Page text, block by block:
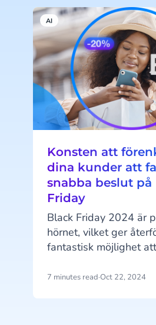
AI
Konsten att
dina kunder att
snabba beslut på
Friday
Black Friday 2024 är
hörnet, vilket ger
fantastisk möjlighet
att sticka ut i ett så
7 minutes read·Oct 22, 2024